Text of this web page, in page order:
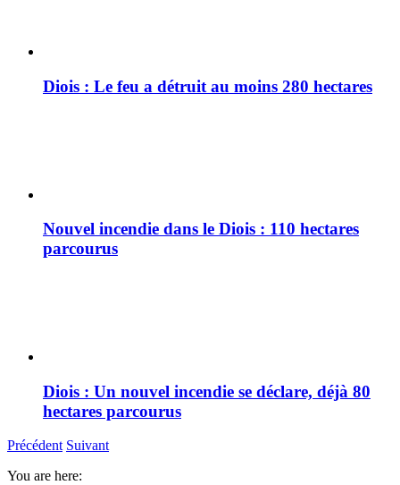
Diois : Le feu a détruit au moins 280 hectares
Nouvel incendie dans le Diois : 110 hectares
parcourus
Diois : Un nouvel incendie se déclare, déjà 80
hectares parcourus
Précédent Suivant
You are here: